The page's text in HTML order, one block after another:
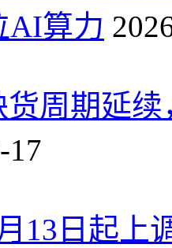
AI算力
周期延
17
13日起上